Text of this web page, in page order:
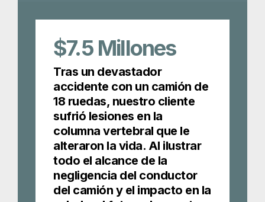
$7.5 Millones
Tras un devastador
accidente con un camión de
18 ruedas, nuestro cliente
sufrió lesiones en la
columna vertebral que le
alteraron la vida. Al ilustrar
todo el alcance de la
negligencia del conductor
del camión y el impacto en la